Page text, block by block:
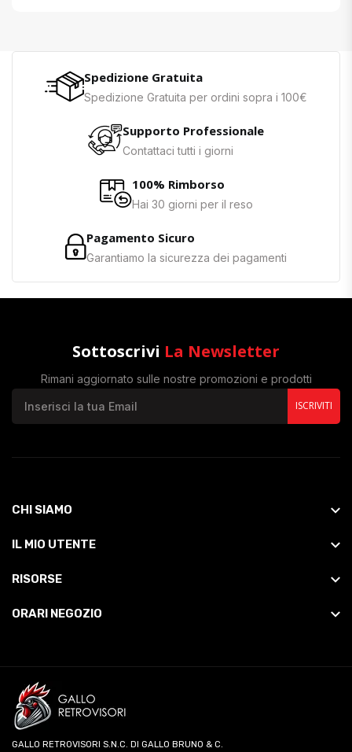
Spedizione Gratuita
Spedizione Gratuita per ordini sopra i 100€
Supporto Professionale
Contattaci tutti i giorni
100% Rimborso
Hai 30 giorni per il reso
Pagamento Sicuro
Garantiamo la sicurezza dei pagamenti
Sottoscrivi La Newsletter
Rimani aggiornato sulle nostre promozioni e prodotti
ISCRIVITI
CHI SIAMO
IL MIO UTENTE
RISORSE
ORARI NEGOZIO
GALLO RETROVISORI S.N.C. DI GALLO BRUNO & C.